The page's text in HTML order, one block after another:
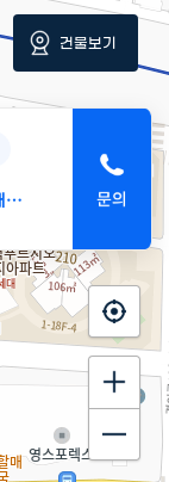
옥길자이365공인중개사사무소
건물보기